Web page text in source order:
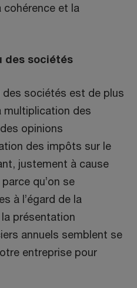
et la
des sociétés
sociétés est de plus
multiplication des
opinions
des impôts sur le
justement à cause
qu’on se
à l’égard de la
présentation
annuels semblent se
entreprise pour